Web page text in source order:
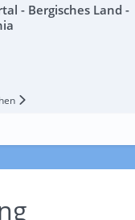
- Bergisches Land -